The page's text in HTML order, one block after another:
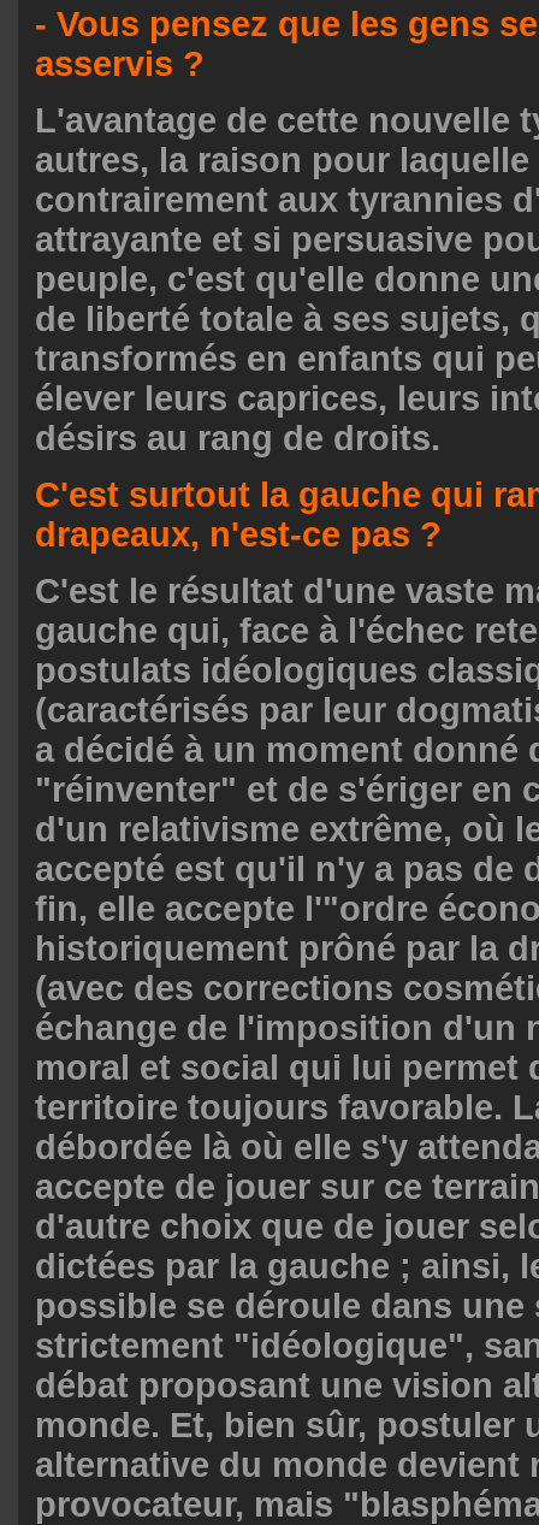
- Vous pensez que les gens
asservis ?
L'avantage de cette nouvelle
autres, la raison pour laquelle
contrairement aux tyrannies
attrayante et si persuasive
peuple, c'est qu'elle donne
de liberté totale à ses sujets,
transformés en enfants qui
élever leurs caprices, leurs
désirs au rang de droits.
C'est surtout la gauche qui
drapeaux, n'est-ce pas ?
C'est le résultat d'une vaste
gauche qui, face à l'échec
postulats idéologiques
(caractérisés par leur
a décidé à un moment donné
"réinventer" et de s'ériger en
d'un relativisme extrême, où
accepté est qu'il n'y a pas de
fin, elle accepte l'"ordre
historiquement prôné par la
(avec des corrections
échange de l'imposition d'un
moral et social qui lui permet
territoire toujours favorable.
débordée là où elle s'y
accepte de jouer sur ce
d'autre choix que de jouer
dictées par la gauche ; ainsi,
possible se déroule dans une
strictement "idéologique",
débat proposant une vision
monde. Et, bien sûr, postuler
alternative du monde devient
provocateur, mais